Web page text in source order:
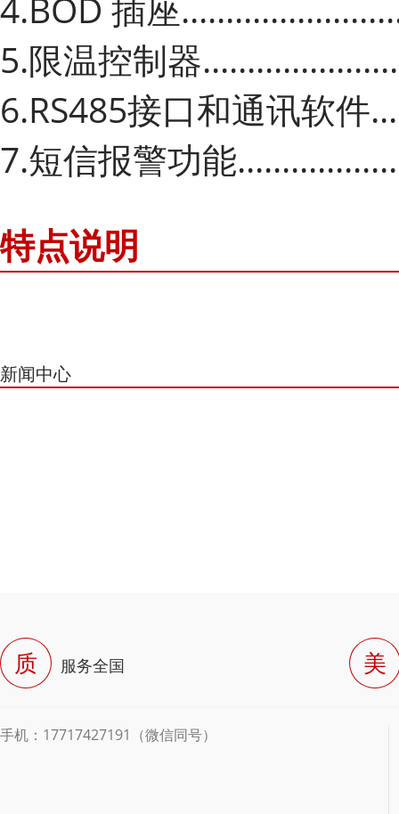
5.限温控制器
6.RS485接口和通讯软件
7.短信报警功能
特点说明
新闻中心
质 服务全国 美
手机：17717427191（微信同号）